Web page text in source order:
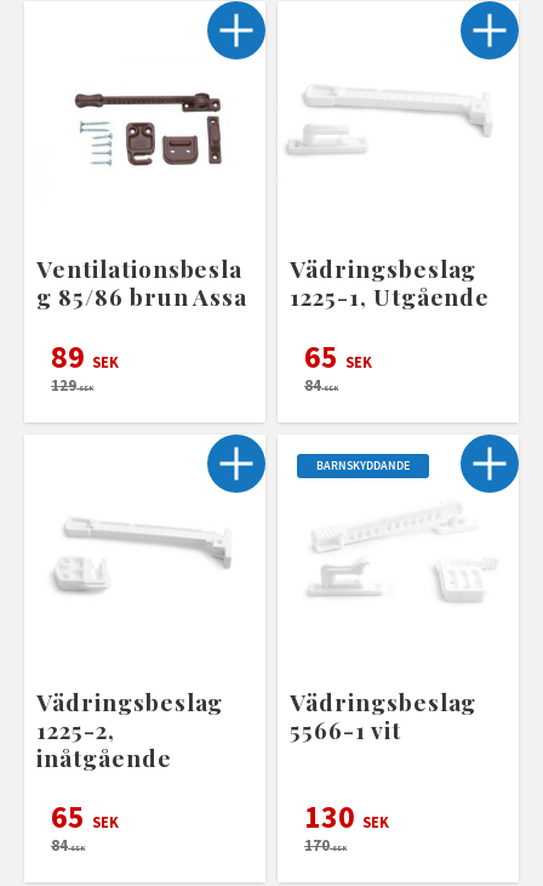
Ventilationsbesla
g 85/86 brun Assa
89 SEK
129SEK
Vädringsbeslag
1225-1, Utgående
65 SEK
84SEK
Vädringsbeslag
1225-2,
inåtgående
65 SEK
84SEK
Vädringsbeslag
5566-1 vit
130 SEK
170SEK
BARNSKYDDANDE